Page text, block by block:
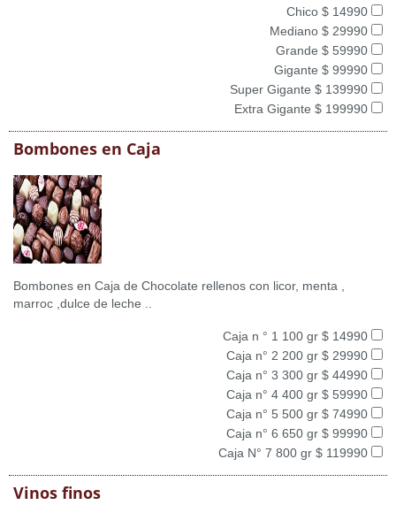
Chico $ 14990
Mediano $ 29990
Grande $ 59990
Gigante $ 99990
Super Gigante $ 139990
Extra Gigante $ 199990
Bombones en Caja
Bombones en Caja de Chocolate rellenos con licor, menta ,
marroc ,dulce de leche ..
Caja n ° 1 100 gr $ 14990
Caja n° 2 200 gr $ 29990
Caja n° 3 300 gr $ 44990
Caja n° 4 400 gr $ 59990
Caja n° 5 500 gr $ 74990
Caja n° 6 650 gr $ 99990
Caja N° 7 800 gr $ 119990
Vinos finos